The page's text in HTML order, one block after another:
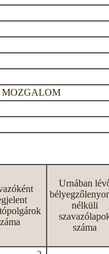
Urnában
nélküli
száma